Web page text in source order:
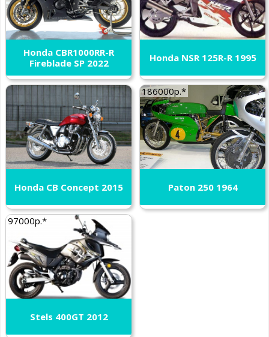
Honda CBR1000RR-R
Fireblade SP 2022
Honda NSR 125R-R 1995
Honda CB Concept 2015
186000р.*
Paton 250 1964
97000р.*
Stels 400GT 2012